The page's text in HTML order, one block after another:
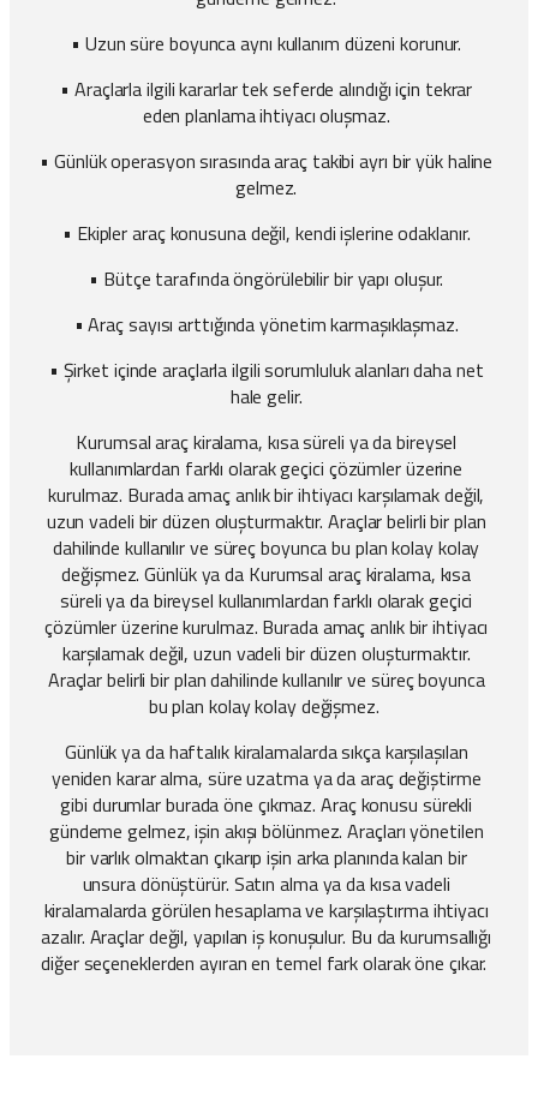
• Uzun süre boyunca aynı kullanım düzeni korunur.
• Araçlarla ilgili kararlar tek seferde alındığı için tekrar
eden planlama ihtiyacı oluşmaz.
• Günlük operasyon sırasında araç takibi ayrı bir yük haline
gelmez.
• Ekipler araç konusuna değil, kendi işlerine odaklanır.
• Bütçe tarafında öngörülebilir bir yapı oluşur.
• Araç sayısı arttığında yönetim karmaşıklaşmaz.
• Şirket içinde araçlarla ilgili sorumluluk alanları daha net
hale gelir.
Kurumsal araç kiralama, kısa süreli ya da bireysel
kullanımlardan farklı olarak geçici çözümler üzerine
kurulmaz. Burada amaç anlık bir ihtiyacı karşılamak değil,
uzun vadeli bir düzen oluşturmaktır. Araçlar belirli bir plan
dahilinde kullanılır ve süreç boyunca bu plan kolay kolay
değişmez. Günlük ya da Kurumsal araç kiralama, kısa
süreli ya da bireysel kullanımlardan farklı olarak geçici
çözümler üzerine kurulmaz. Burada amaç anlık bir ihtiyacı
karşılamak değil, uzun vadeli bir düzen oluşturmaktır.
Araçlar belirli bir plan dahilinde kullanılır ve süreç boyunca
bu plan kolay kolay değişmez.
Günlük ya da haftalık kiralamalarda sıkça karşılaşılan
yeniden karar alma, süre uzatma ya da araç değiştirme
gibi durumlar burada öne çıkmaz. Araç konusu sürekli
gündeme gelmez, işin akışı bölünmez. Araçları yönetilen
bir varlık olmaktan çıkarıp işin arka planında kalan bir
unsura dönüştürür. Satın alma ya da kısa vadeli
kiralamalarda görülen hesaplama ve karşılaştırma ihtiyacı
azalır. Araçlar değil, yapılan iş konuşulur. Bu da kurumsallığı
diğer seçeneklerden ayıran en temel fark olarak öne çıkar.